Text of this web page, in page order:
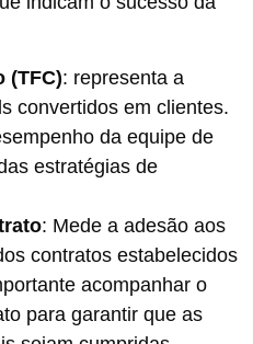
(TFC): representa a
convertidos em clientes.
da equipe de
estratégias de
: Mede a adesão aos
contratos estabelecidos
acompanhar o
para garantir que as